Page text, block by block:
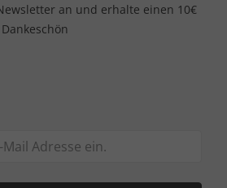
an und erhalte einen 10€